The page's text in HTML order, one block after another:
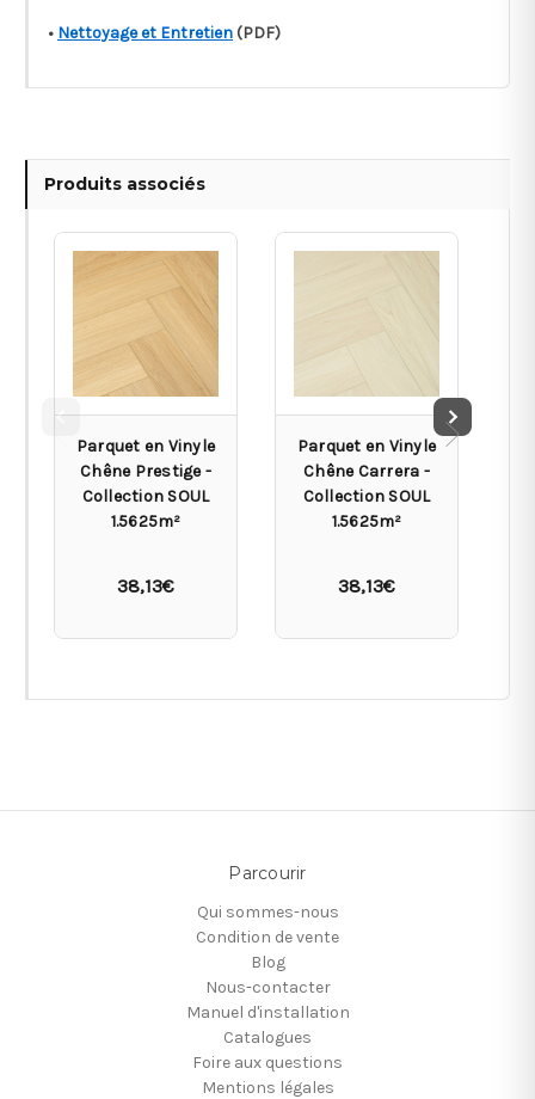
• Nettoyage et Entretien (PDF)
Produits associés
Parquet en Vinyle
Chêne Prestige -
Collection SOUL
1.5625m²
38,13€
Parquet en Vinyle
Chêne Carrera -
Collection SOUL
1.5625m²
38,13€
Parcourir
Qui sommes-nous
Condition de vente
Blog
Nous-contacter
Manuel d'installation
Catalogues
Foire aux questions
Mentions légales